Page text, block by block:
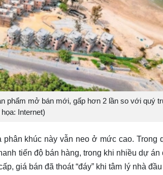
phẩm mở bán mới, gấp hơn 2 lần so với quý
Internet)
khúc này vẫn neo ở mức cao. Trong
tiến độ bán hàng, trong khi nhiều dự án
giá bán đã thoát “đáy” khi tâm lý nhà